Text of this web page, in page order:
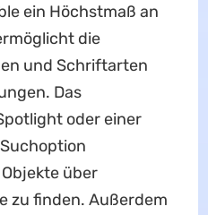
ein Höchstmaß an
die
und Schriftarten
Das
oder einer
über
zu finden. Außerdem